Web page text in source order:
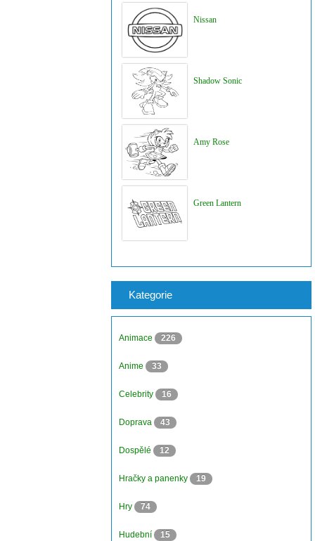
Nissan
Shadow Sonic
Amy Rose
Green Lantern
Kategorie
Animace 226
Anime 33
Celebrity 16
Doprava 43
Dospělé 12
Hračky a panenky 19
Hry 74
Hudební 15